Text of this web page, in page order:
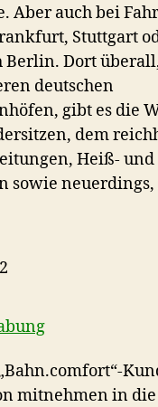
Aber auch bei
Stuttgart
Dort
deutschen
gibt es die
dem
Heiß- und
sowie neuerdings,
mitnehmen in